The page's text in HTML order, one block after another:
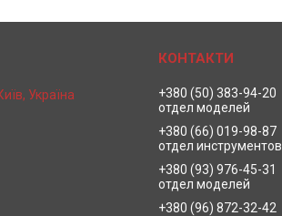
Україна
+380 (50) 383-94-20
отдел моделей
+380 (66) 019-98-87
отдел инструментов
+380 (93) 976-45-31
отдел моделей
+380 (96) 872-32-42